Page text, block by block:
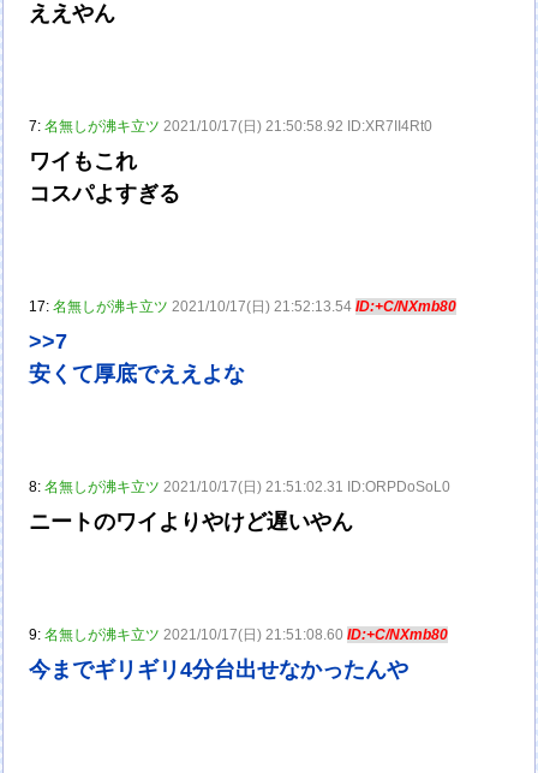
ええやん
7:名無しが沸キ立ツ 2021/10/17(日) 21:50:58.92 ID:XR7II4Rt0
ワイもこれ
コスパよすぎる
17:名無しが沸キ立ツ 2021/10/17(日) 21:52:13.54ID:+C/NXmb80
>>7
安くて厚底でええよな
8:名無しが沸キ立ツ 2021/10/17(日) 21:51:02.31 ID:ORPDoSoL0
ニートのワイよりやけど遅いやん
9:名無しが沸キ立ツ 2021/10/17(日) 21:51:08.60ID:+C/NXmb80
今までギリギリ4分台出せなかったんや